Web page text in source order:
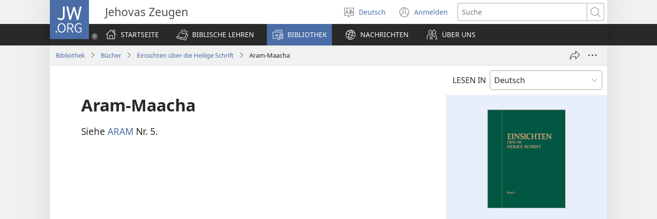
JW.ORG Jehovas Zeugen
Sprache
auswählen
Deutsch Anmelden
(öffnet
neues
Fenster)
Suche
STARTSEITE
BIBLISCHE LEHREN BIBLIOTHEK NACHRICHTEN ÜBER UNS
Bibliothek Bücher Einsichten über die Heilige Schrift Aram-Maacha
LESEN IN
Aram-Maacha
Siehe ARAM Nr. 5.